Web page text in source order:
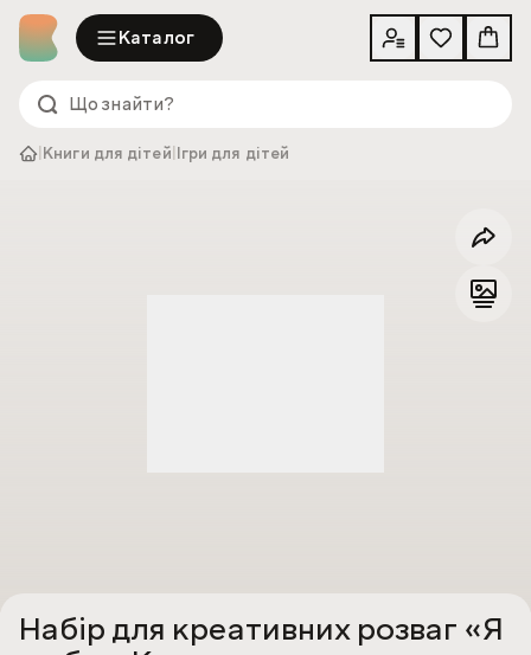
Каталог
Книги для дітей Ігри для дітей
Набір для креативних розваг «Я